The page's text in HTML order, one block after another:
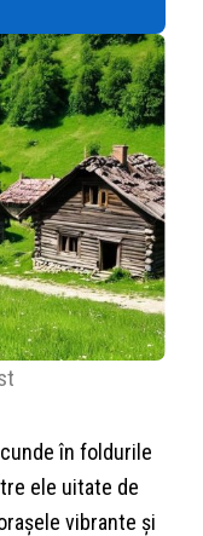
în foldurile
ele uitate de
vibrante și